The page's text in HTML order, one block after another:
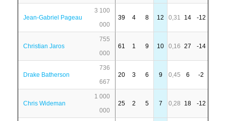
Jean-Gabriel Pageau
3 100
000
39 4 8 12 0,31 14 -12
Christian Jaros
755
000
61 1 9 10 0,16 27 -14
Drake Batherson
736
667
20 3 6 9 0,45 6 -2
Chris Wideman
1 000
000
25 2 5 7 0,28 18 -12